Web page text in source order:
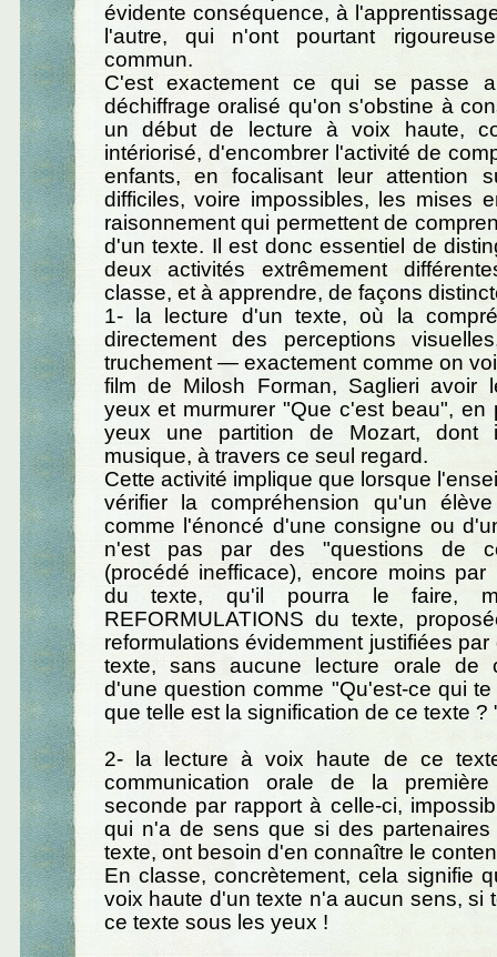
évidente conséquence, à
l'autre, qui n'ont pourtant
commun.
C'est exactement ce qui se passe
déchiffrage oralisé qu'on s'obstine à
un début de lecture à voix haute,
intériorisé, d'encombrer l'activité de
enfants, en focalisant leur attention
difficiles, voire impossibles, les mises
raisonnement qui permettent de
d'un texte. Il est donc essentiel de
deux activités extrêmement
classe, et à apprendre, de façons
1- la lecture d'un texte, où la
directement des perceptions
truchement — exactement comme on
film de Milosh Forman, Saglieri avoir
yeux et murmurer "Que c'est beau", en
yeux une partition de Mozart, dont
musique, à travers ce seul regard.
Cette activité implique que lorsque
vérifier la compréhension qu'un
comme l'énoncé d'une consigne ou
n'est pas par des "questions de
(procédé inefficace), encore moins par
du texte, qu'il pourra le faire,
REFORMULATIONS du texte,
reformulations évidemment justifiées
texte, sans aucune lecture orale de
d'une question comme "Qu'est-ce qui
que telle est la signification de ce texte ?
2- la lecture à voix haute de ce
communication orale de la
seconde par rapport à celle-ci,
qui n'a de sens que si des
texte, ont besoin d'en connaître le
En classe, concrètement, cela signifie
voix haute d'un texte n'a aucun sens, si
ce texte sous les yeux !